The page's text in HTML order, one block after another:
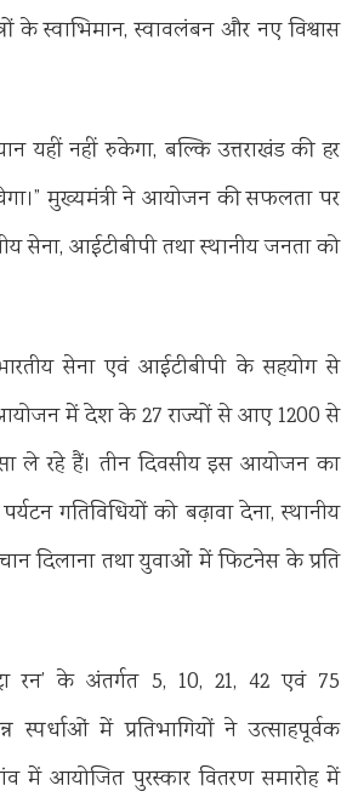
के स्वाभिमान, स्वावलंबन और नए विश्वास
यहीं नहीं रुकेगा, बल्कि उत्तराखंड की हर
मुख्यमंत्री ने आयोजन की सफलता पर
सेना, आईटीबीपी तथा स्थानीय जनता को
भारतीय सेना एवं आईटीबीपी के सहयोग से
में देश के 27 राज्यों से आए 1200 से
ले रहे हैं। तीन दिवसीय इस आयोजन का
पर्यटन गतिविधियों को बढ़ावा देना, स्थानीय
दिलाना तथा युवाओं में फिटनेस के प्रति
रन’ के अंतर्गत 5, 10, 21, 42 एवं 75
स्पर्धाओं में प्रतिभागियों ने उत्साहपूर्वक
में आयोजित पुरस्कार वितरण समारोह में